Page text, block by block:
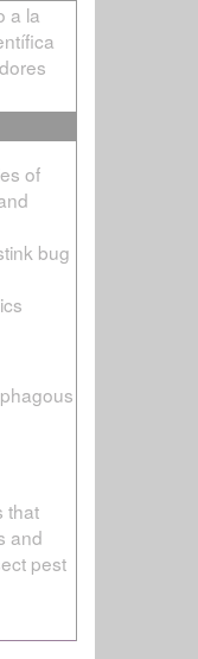
a la
of
bug
that
and
pest